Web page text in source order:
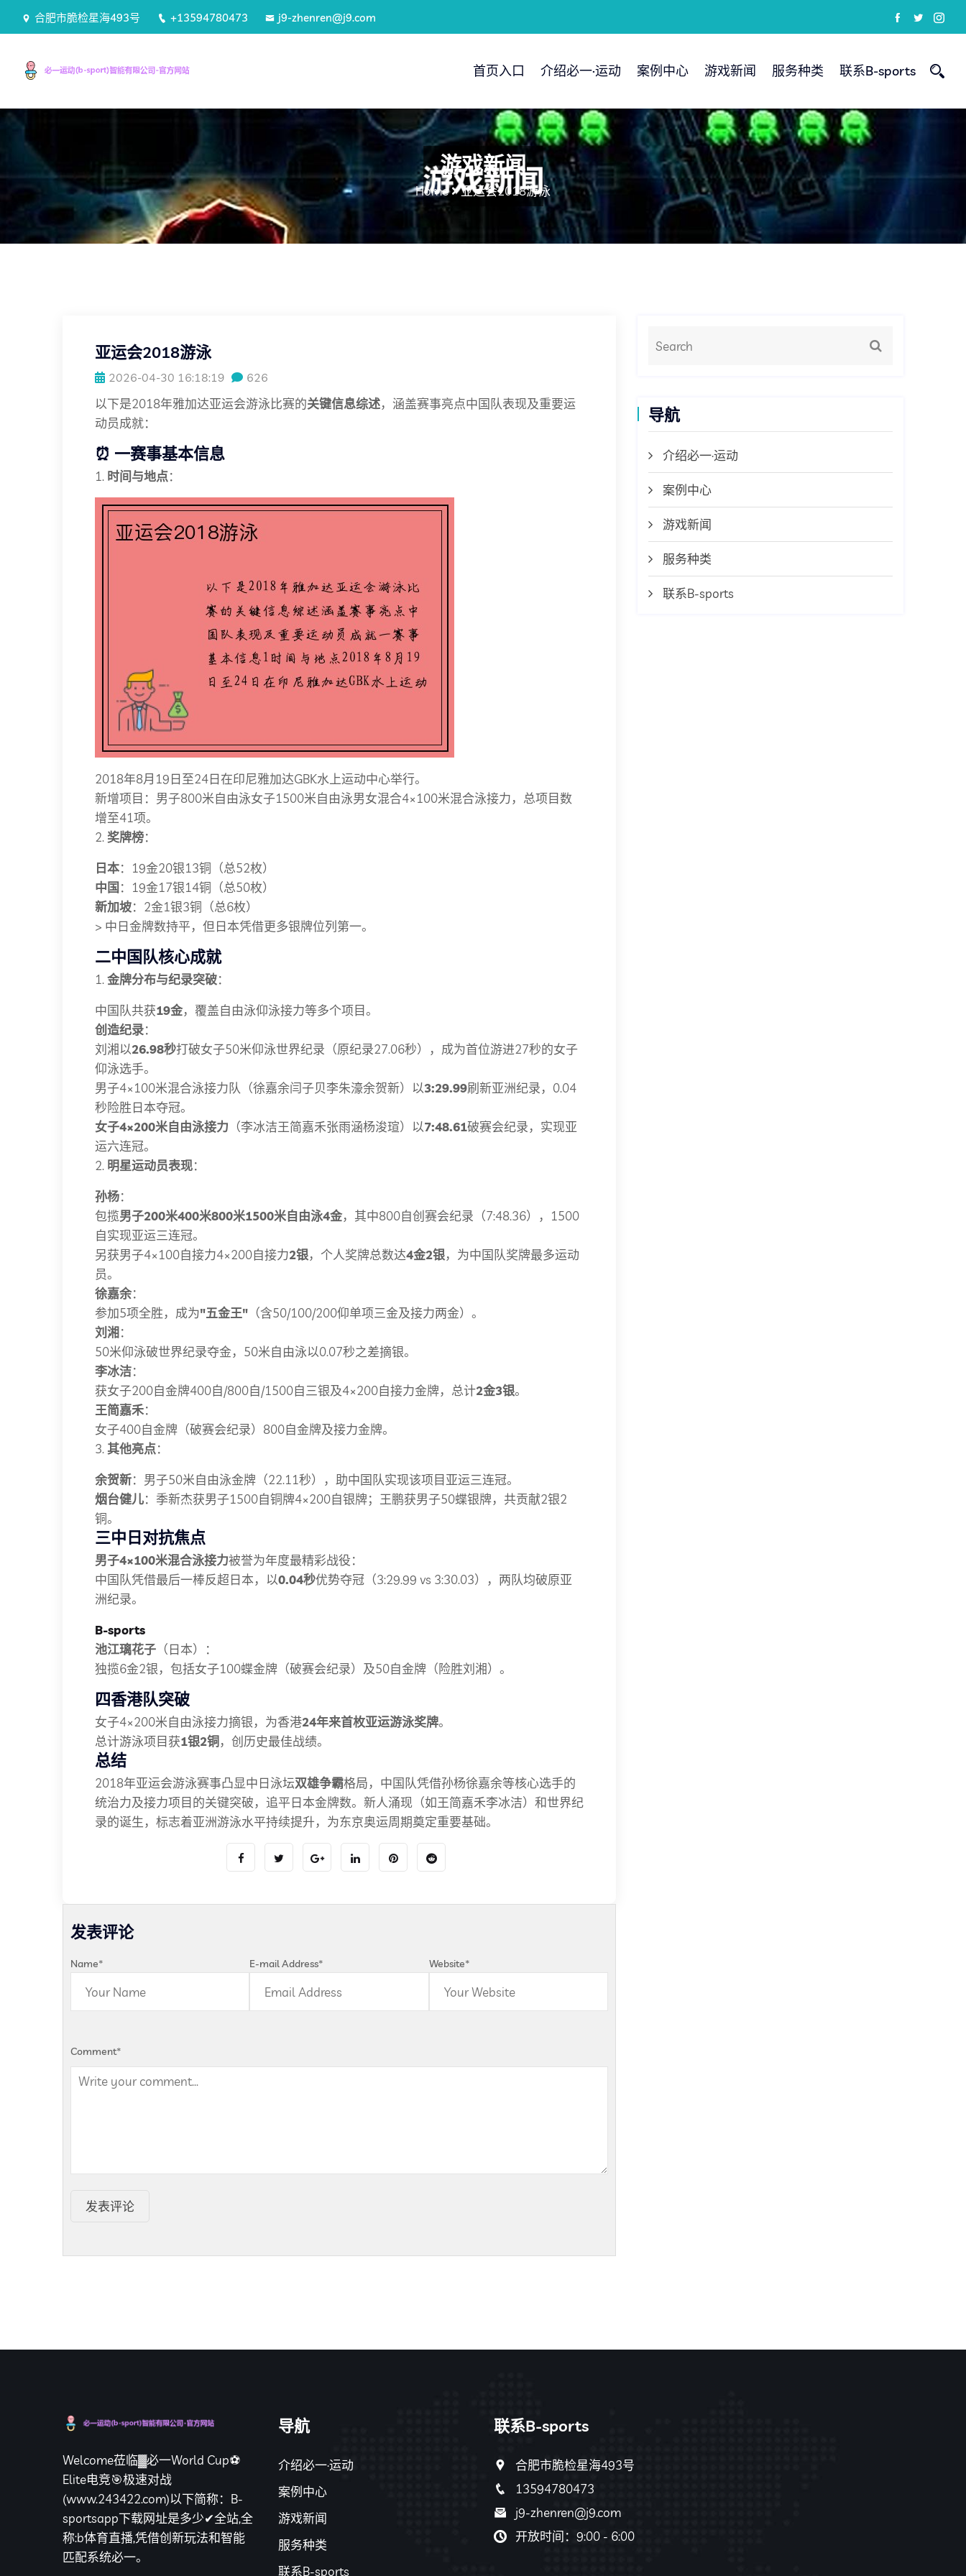
合肥市脆检星海493号 +13594780473 j9-zhenren@j9.com
首页入口 介绍必一·运动 案例中心 游戏新闻 服务种类 联系B-sports
游戏新闻
Home 亚运会2018游泳
亚运会2018游泳
2026-04-30 16:18:19 626
以下是2018年雅加达亚运会游泳比赛的关键信息综述，涵盖赛事亮点中国队表现及重要运
动员成就：
⏰ 一赛事基本信息
1. 时间与地点：
2018年8月19日至24日在印尼雅加达GBK水上运动中心举行。
新增项目：男子800米自由泳女子1500米自由泳男女混合4×100米混合泳接力，总项目数
增至41项。
2. 奖牌榜：
日本：19金20银13铜（总52枚）
中国 ：19金17银14铜（总50枚）
新加坡：2金1银3铜（总6枚）
> 中日金牌数持平，但日本凭借更多银牌位列第一。
二中国队核心成就
1.金牌分布与纪录突破：
中国队共获19金，覆盖自由泳仰泳接力等多个项目。
创造纪录：
刘湘以26.98秒打破女子50米仰泳世界纪录（原纪录27.06秒），成为首位游进27秒的女子
仰泳选手。
男子4×100米混合泳接力队（徐嘉余闫子贝李朱濠余贺新）以3:29.99刷新亚洲纪录，0.04
秒险胜日本夺冠。
女子4×200米自由泳接力 （李冰洁王简嘉禾张雨涵杨浚瑄）以7:48.61破赛会纪录，实现亚
运六连冠。
2. 明星运动员表现：
孙杨：
包揽男子200米400米800米1500米自由泳4金，其中800自创赛会纪录（7:48.36），1500
自实现亚运三连冠。
另获男子4×100自接力4×200自接力2银，个人奖牌总数达4金2银，为中国队奖牌最多运动
员。
徐嘉余：
参加5项全胜，成为"五金王" （含50/100/200仰单项三金及接力两金）。
刘湘 ：
50米仰泳破世界纪录夺金，50米自由泳以0.07秒之差摘银。
李冰洁：
获女子200自金牌400自/800自/1500自三银及4×200自接力金牌，总计2金3银。
王简嘉禾：
女子400自金牌（破赛会纪录）800自金牌及接力金牌。
3. 其他亮点：
余贺新：男子50米自由泳金牌（22.11秒），助中国队实现该项目亚运三连冠。
烟台健儿：季新杰获男子1500自铜牌4×200自银牌；王鹏获男子50蝶银牌，共贡献2银2
铜。
三中日对抗焦点
男子4×100米混合泳接力被誉为年度最精彩战役：
中国队凭借最后一棒反超日本，以0.04秒优势夺冠（3:29.99 vs 3:30.03），两队均破原亚
洲纪录。
B-sports
池江璃花子 （日本）：
独揽6金2银，包括女子100蝶金牌（破赛会纪录）及50自金牌（险胜刘湘）。
四香港队突破
女子4×200米自由泳接力摘银，为香港24年来首枚亚运游泳奖牌。
总计游泳项目获1银2铜 ，创历史最佳战绩。
总结
2018年亚运会游泳赛事凸显中日泳坛双雄争霸格局，中国队凭借孙杨徐嘉余等核心选手的
统治力及接力项目的关键突破，追平日本金牌数。新人涌现（如王简嘉禾李冰洁）和世界纪
录的诞生，标志着亚洲游泳水平持续提升，为东京奥运周期奠定重要基础。
发表评论
Name* E-mail Address* Website*
Comment*
发表评论
导航
介绍必一·运动
案例中心
游戏新闻
服务种类
联系B-sports
Welcome莅临▓必一World Cup⚽
Elite电竞🎯极速对战
(www.243422.com)以下简称：B-
sportsapp下载网址是多少✔全站,全
称:b体育直播,凭借创新玩法和智能
匹配系统必一。
导航
介绍必一·运动
案例中心
游戏新闻
服务种类
联系B-sports
联系B-sports
合肥市脆检星海493号
13594780473
j9-zhenren@j9.com
开放时间：9:00 - 6:00